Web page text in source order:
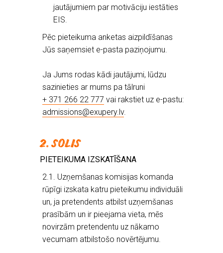
jautājumiem par motivāciju iestāties
EIS.
Pēc pieteikuma anketas aizpildīšanas
Jūs saņemsiet e-pasta paziņojumu.
Ja Jums rodas kādi jautājumi, lūdzu
sazinieties ar mums pa tālruni
+ 371 266 22 777 vai rakstiet uz e-pastu:
admissions@exupery.lv.
PIETEIKUMA IZSKATĪŠANA
2. SOLIS
2.1. Uzņemšanas komisijas komanda
rūpīgi izskata katru pieteikumu individuāli
un, ja pretendents atbilst uzņemšanas
prasībām un ir pieejama vieta, mēs
novirzām pretendentu uz nākamo
vecumam atbilstošo novērtējumu.